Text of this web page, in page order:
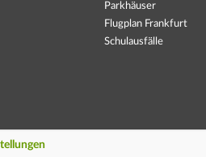
Parkhäuser
Flugplan Frankfurt
Schulausfälle